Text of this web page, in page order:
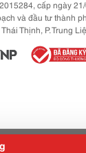
cấp ngày
và đầu tư thành
Thịnh, P. Trung